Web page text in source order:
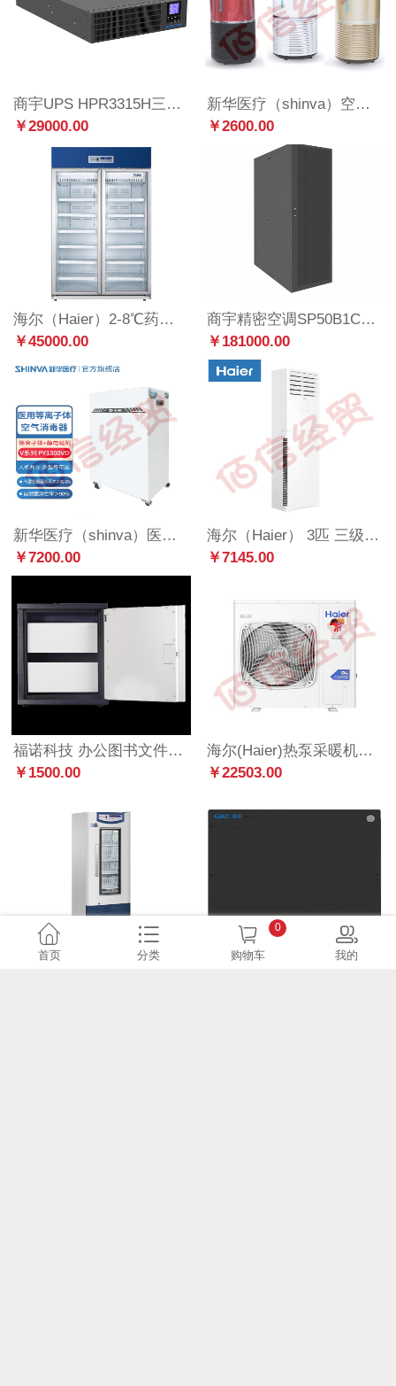
商宇UPS HPR3315H三进三出15KVA/15KW主机 高频机架式 外接电池\\\\默认32节，（LCD显示触摸屏）
￥29000.00
新华医疗（shinva）空气净化器 KJ350F 家用净化器 除异味 除甲醛 除烟 除尘PM2.5 白色、酒红色、金色（下单备注颜色）
￥2600.00
海尔（Haier）2-8℃药品冷藏箱阴凉柜实验室医院药店医药品柜试剂保鲜冷藏柜展示柜风冷无霜冰柜卫生院疫苗冰箱 HYC-990S(USB)冷藏2-8【可导温湿度】
￥45000.00
商宇精密空调SP50B1C制冷量50.4kw适用于中小型IT、通信机房 机房设备间专用柜机
￥181000.00
新华医疗（shinva）医用等离子体空气消毒器家用空气净化器可移动消毒机壁挂杀菌除尘除异味V系列 【移动式】PY1300VD
￥7200.00
海尔（Haier） 3匹 三级能效 变频冷暖 立柜式空调 KFR-72LW/02XDD83
￥7145.00
福诺科技 办公图书文件档案柜专用硬盘CD光盘信息安全柜档案专用防磁柜 企业款
￥1500.00
海尔(Haier)热泵采暖机低温家用冷暖空调一体全屋取暖设备5P冷暖-低温变频RF120RXSAVC(G)-B
￥22503.00
首页 分类 购物车
0
我的